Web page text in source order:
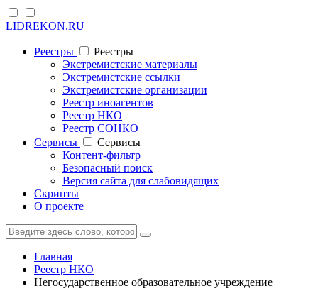
LIDREKON.RU
Реестры
Реестры
Экстремистские материалы
Экстремистские ссылки
Экстремистские организации
Реестр иноагентов
Реестр НКО
Реестр СОНКО
Cервисы
Cервисы
Контент-фильтр
Безопасный поиск
Версия сайта для слабовидящих
Скрипты
О проекте
Главная
Реестр НКО
Негосударственное образовательное учреждение